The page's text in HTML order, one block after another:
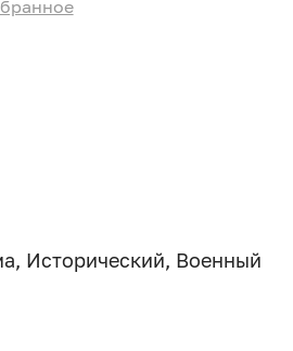
, Исторический, Военный